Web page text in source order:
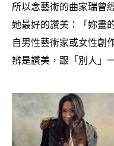
所以念藝術的曲家瑞曾
她最好的讚美 ： 「妳畫
自男性藝術家或女性創
辨是讚美 ， 跟「別人」